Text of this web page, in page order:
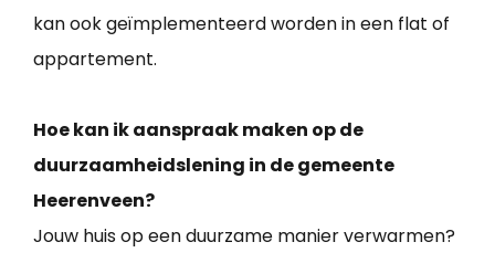
kan ook geïmplementeerd worden in een flat of
appartement.
Hoe kan ik aanspraak maken op de
duurzaamheidslening in de gemeente
Heerenveen?
Jouw huis op een duurzame manier verwarmen?